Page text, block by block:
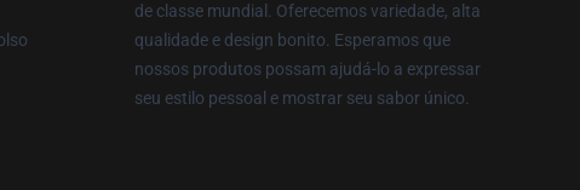
de classe mundial. Oferecemos variedade, alta
qualidade e design bonito. Esperamos que
nossos produtos possam ajudá-lo a expressar
seu estilo pessoal e mostrar seu sabor único.